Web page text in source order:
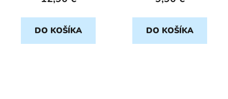
DO KOŠÍKA DO KOŠÍKA